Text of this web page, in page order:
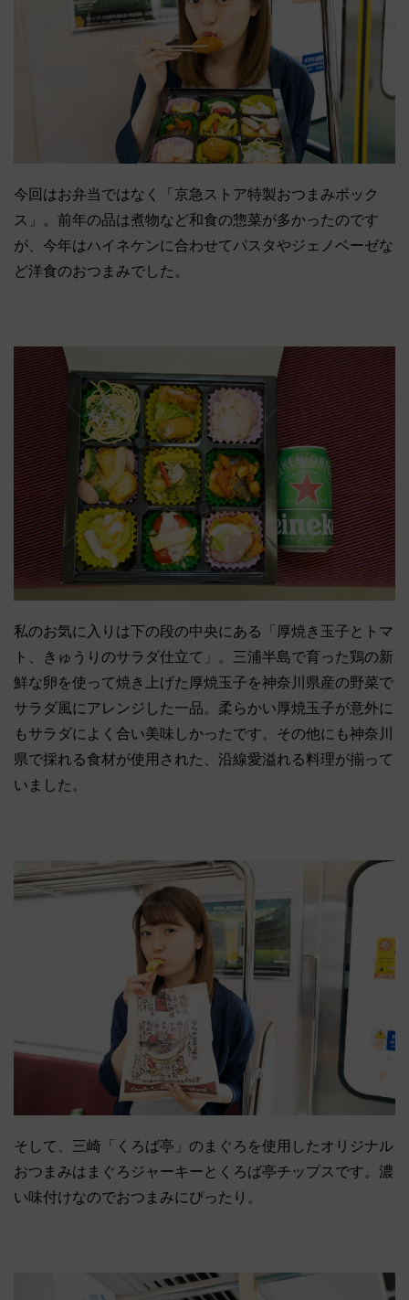
今回はお弁当ではなく「京急ストア特製おつまみボック
ス」。前年の品は煮物など和食の惣菜が多かったのです
が、今年はハイネケンに合わせてパスタやジェノベーゼな
ど洋食のおつまみでした。
私のお気に入りは下の段の中央にある「厚焼き玉子とトマ
ト、きゅうりのサラダ仕立て」。三浦半島で育った鶏の新
鮮な卵を使って焼き上げた厚焼玉子を神奈川県産の野菜で
サラダ風にアレンジした一品。柔らかい厚焼玉子が意外に
もサラダによく合い美味しかったです。その他にも神奈川
県で採れる食材が使用された、沿線愛溢れる料理が揃って
いました。
そして、三崎「くろば亭」のまぐろを使用したオリジナル
おつまみはまぐろジャーキーとくろば亭チップスです。濃
い味付けなのでおつまみにぴったり。